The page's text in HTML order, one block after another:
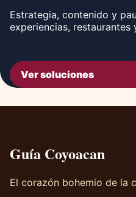
Estrategia, contenido y
experiencias, restaurantes
Ver soluciones
Guía Coyoacan
El corazón bohemio de la